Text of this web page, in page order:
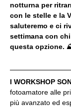
notturna per
con le stelle e la
saluteremo e ci
settimana con
questa opzione.
I WORKSHOP
fotoamatore alle
più avanzato ed